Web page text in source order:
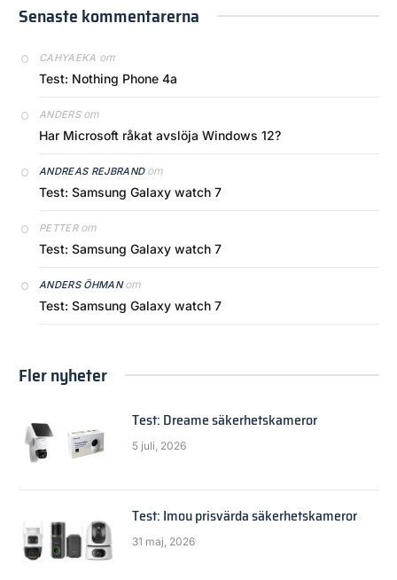
Senaste kommentarerna
CAHYAEKA om
Test: Nothing Phone 4a
ANDERSom
Har Microsoft råkat avslöja Windows 12?
ANDREAS REJBRANDom
Test: Samsung Galaxy watch 7
PETTERom
Test: Samsung Galaxy watch 7
ANDERS ÖHMANom
Test: Samsung Galaxy watch 7
Fler nyheter
Test: Dreame säkerhetskameror
5 juli, 2026
Test: Imou prisvärda säkerhetskameror
31 maj, 2026